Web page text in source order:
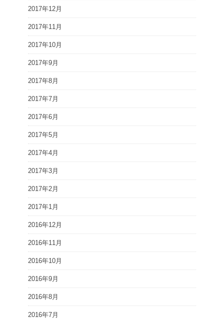
2017年12月
2017年11月
2017年10月
2017年9月
2017年8月
2017年7月
2017年6月
2017年5月
2017年4月
2017年3月
2017年2月
2017年1月
2016年12月
2016年11月
2016年10月
2016年9月
2016年8月
2016年7月